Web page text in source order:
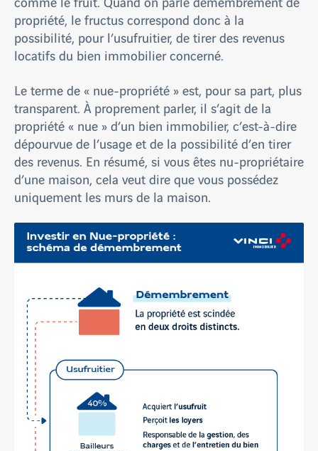
propriété, le fructus correspond donc à la
possibilité, pour l’usufruitier, de tirer des revenus
locatifs du bien immobilier concerné.
Le terme de « nue-propriété » est, pour sa part, plus
transparent. À proprement parler, il s’agit de la
propriété « nue » d’un bien immobilier, c’est-à-dire
dépourvue de l’usage et de la possibilité d’en tirer
des revenus. En résumé, si vous êtes nu-propriétaire
d’une maison, cela veut dire que vous possédez
uniquement les murs de la maison.